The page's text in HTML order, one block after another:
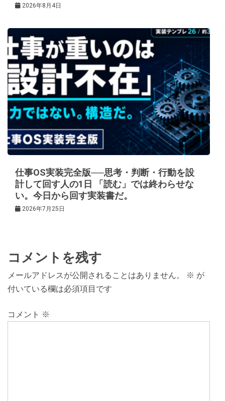
2026年8月4日
仕事OS実装完全版──思考・判断・行動を設
計して回す人の1日 「読む」では終わらせな
い。今日から回す実装書だ。
2026年7月25日
コメントを残す
メールアドレスが公開されることはありません。 ※ が
付いている欄は必須項目です
コメント ※